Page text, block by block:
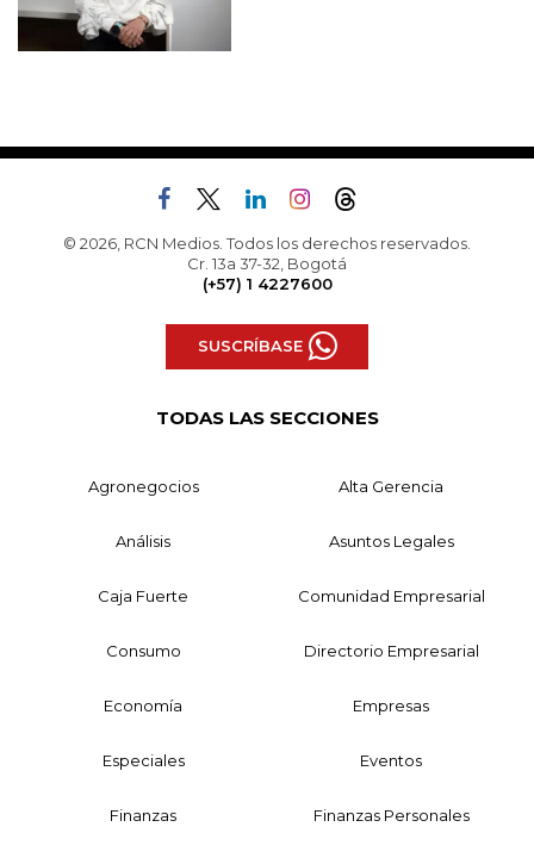
© 2026, RCN Medios. Todos los derechos reservados.
Cr. 13a 37-32, Bogotá
(+57) 1 4227600
SUSCRÍBASE
TODAS LAS SECCIONES
Agronegocios Alta Gerencia
Análisis Asuntos Legales
Caja Fuerte Comunidad Empresarial
Consumo Directorio Empresarial
Economía Empresas
Especiales Eventos
Finanzas Finanzas Personales